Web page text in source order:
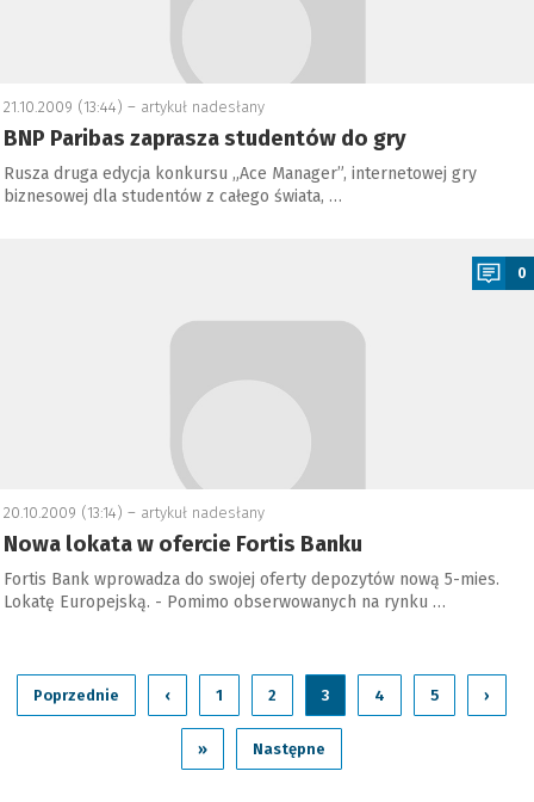
21.10.2009 (13:44) – artykuł nadesłany
BNP Paribas zaprasza studentów do gry
Rusza druga edycja konkursu „Ace Manager”, internetowej gry
biznesowej dla studentów z całego świata, …
0
20.10.2009 (13:14) – artykuł nadesłany
Nowa lokata w ofercie Fortis Banku
Fortis Bank wprowadza do swojej oferty depozytów nową 5-mies.
Lokatę Europejską. - Pomimo obserwowanych na rynku …
Poprzednie ‹ 1 2 3 4 5 ›
» Następne